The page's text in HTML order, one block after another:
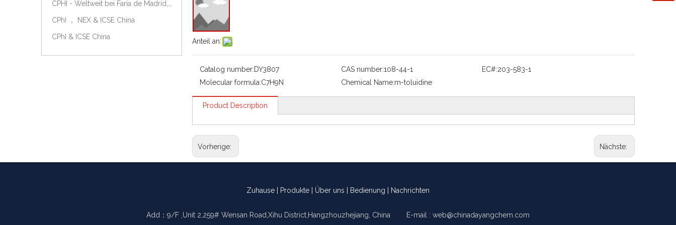
CPhI ， NEX & ICSE China
CPhI & ICSE China
Anteil an:
Catalog number:DY3807 CAS number:108-44-1 EC#:203-583-1
Molecular formula:C7H9N Chemical Name:m-toluidine
Product Description
Vorherige: Nächste:
Zuhause Produkte Über uns Bedienung Nachrichten
Add：9/F ,Unit 2,259# Wensan Road,Xihu District,Hangzhouzhejiang, China E-mail : web@chinadayangchem.com